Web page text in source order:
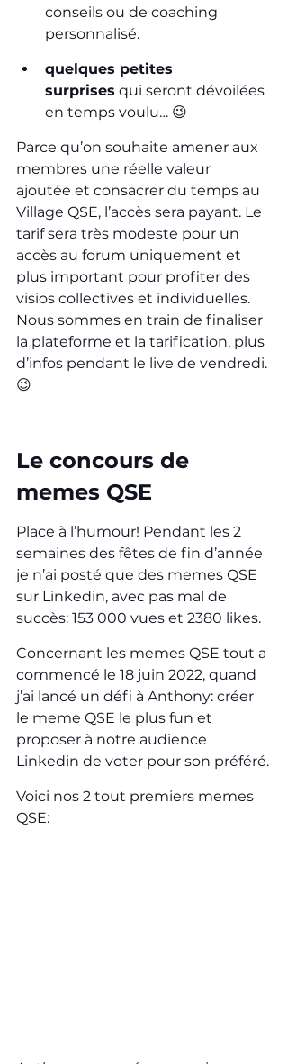
conseils ou de coaching
personnalisé.
quelques petites
surprises qui seront dévoilées
en temps voulu… 😉
Parce qu’on souhaite amener aux
membres une réelle valeur
ajoutée et consacrer du temps au
Village QSE, l’accès sera payant. Le
tarif sera très modeste pour un
accès au forum uniquement et
plus important pour profiter des
visios collectives et individuelles.
Nous sommes en train de finaliser
la plateforme et la tarification, plus
d’infos pendant le live de vendredi.
😉
Le concours de
memes QSE
Place à l’humour! Pendant les 2
semaines des fêtes de fin d’année
je n’ai posté que des memes QSE
sur Linkedin, avec pas mal de
succès: 153 000 vues et 2380 likes.
Concernant les memes QSE tout a
commencé le 18 juin 2022, quand
j’ai lancé un défi à Anthony: créer
le meme QSE le plus fun et
proposer à notre audience
Linkedin de voter pour son préféré.
Voici nos 2 tout premiers memes
QSE: